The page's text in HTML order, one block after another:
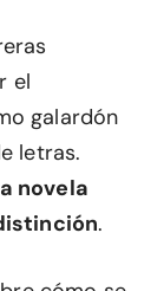
el
galardón
letras.
novela
.